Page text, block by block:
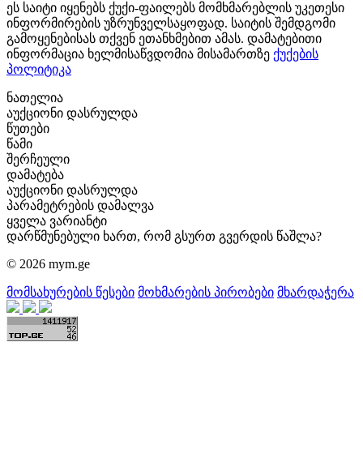
ეს საიტი იყენებს ქუქი-ფაილებს მომხმარებლის უკეთესი
ინფორმირების უზრუნველსაყოფად. საიტის შემდგომი
გამოყენებისას თქვენ ეთანხმებით ამას. დამატებითი
ინფორმაცია ხელმისაწვდომია მისამართზე ქუქების
პოლიტიკა
ნათელია
აუქციონი დასრულდა
წუთები
წამი
შერჩეული
დამატება
აუქციონი დასრულდა
პარამეტრების დამალვა
ყველა ვარიანტი
დარწმუნებული ხართ, რომ გსურთ გვერდის წაშლა?
© 2026 mym.ge
მომსახურების წესები მოხმარების პირობები მხარდაჭერა